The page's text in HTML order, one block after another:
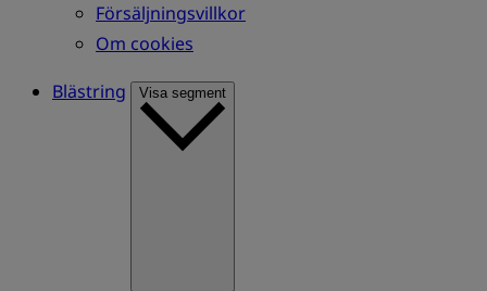
Försäljningsvillkor
Om cookies
Blästring
Visa segment